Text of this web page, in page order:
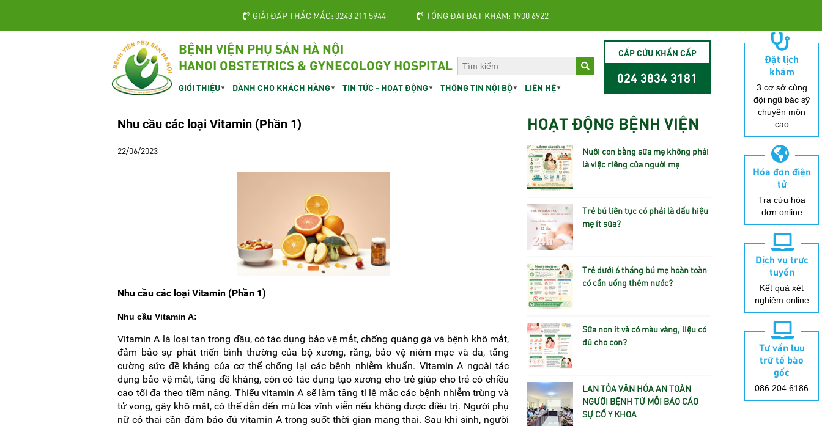
GIẢI ĐÁP THẮC MẮC: 0243 211 5944 TỔNG ĐÀI ĐẶT KHÁM: 1900 6922
BỆNH VIỆN PHỤ SẢN HÀ NỘI
HANOI OBSTETRICS & GYNECOLOGY HOSPITAL
GIỚI THIỆU DÀNH CHO KHÁCH HÀNG TIN TỨC - HOẠT ĐỘNG THÔNG TIN NỘI BỘ LIÊN HỆ
CẤP CỨU KHẨN CẤP
024 3834 3181
Nhu cầu các loại Vitamin (Phần 1)
22/06/2023
Nhu cầu các loại Vitamin (Phần 1)
Nhu cầu Vitamin A:
Vitamin A là loại tan trong dầu, có tác dụng bảo vệ mắt, chống quáng gà và bệnh khô mắt,
đảm bảo sự phát triển bình thường của bộ xương, răng, bảo vệ niêm mạc và da, tăng
cường sức đề kháng của cơ thể chống lại các bệnh nhiễm khuẩn. Vitamin A ngoài tác
dụng bảo vệ mắt, tăng đề kháng, còn có tác dụng tạo xương cho trẻ giúp cho trẻ có chiều
cao tối đa theo tiềm năng. Thiếu vitamin A sẽ làm tăng tỉ lệ mắc các bệnh nhiễm trùng và
tử vong, gây khô mắt, có thể dẫn đến mù lòa vĩnh viễn nếu không được điều trị. Người phụ
nữ có thai cần đảm bảo đủ vitamin A trong suốt thời gian mang thai. Sau khi sinh, người
HOẠT ĐỘNG BỆNH VIỆN
Nuôi con bằng sữa mẹ không phải
là việc riêng của người mẹ
Trẻ bú liên tục có phải là dấu hiệu
mẹ ít sữa?
Trẻ dưới 6 tháng bú mẹ hoàn toàn
có cần uống thêm nước?
Sữa non ít và có màu vàng, liệu có
đủ cho con?
LAN TỎA VĂN HÓA AN TOÀN
NGƯỜI BỆNH TỪ MỖI BÁO CÁO
SỰ CỐ Y KHOA
Đặt lịch
khám
3 cơ sở cùng
đội ngũ bác sỹ
chuyên môn
cao
Hóa đơn điện
tử
Tra cứu hóa
đơn online
Dịch vụ trực
tuyến
Kết quả xét
nghiệm online
Tư vấn lưu
trữ tế bào
gốc
086 204 6186